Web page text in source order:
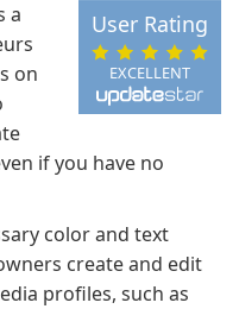
EXCELLENT
User Rating
a
on
if you have no
color and text
create and edit
profiles, such as